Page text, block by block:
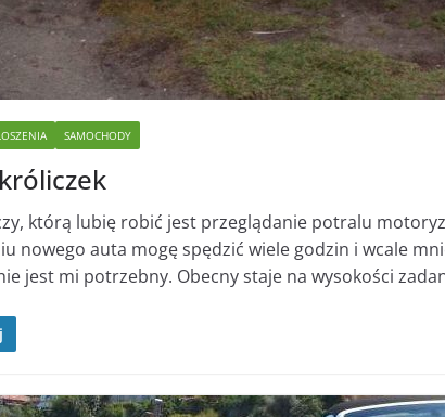
SAMOCHODY
którą lubię robić jest przeglądanie potralu
nowego auta mogę spędzić wiele godzin i wcale
jest mi potrzebny. Obecny staje na wysokości